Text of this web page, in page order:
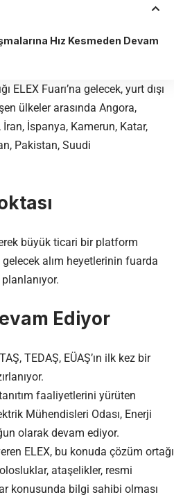
Hız Kesmeden Devam
ELEX Fuarı’na gelecek, yurt dışı
ülkeler arasında Angora,
İspanya, Kamerun, Katar,
Pakistan, Suudi
büyük ticari bir platform
alım heyetlerinin fuarda
Ediyor
TEDAŞ, EÜAŞ’ın ilk kez bir
faaliyetlerini yürüten
Mühendisleri Odası, Enerji
olarak devam ediyor.
ELEX, bu konuda çözüm ortağı
ataşelikler, resmi
konusunda bilgi sahibi olması